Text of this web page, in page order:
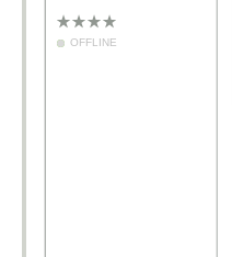
OFFLINE